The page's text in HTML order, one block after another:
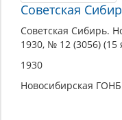
Советская
Советская Сибирь.
1930, № 12 (3056) (15
1930
Новосибирская ГОНБ